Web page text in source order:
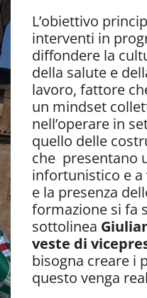
L’obiettivo
interventi in
diffondere la
della salute e
lavoro, fattore
un mindset
nell’operare in
quello delle
che presentano
infortunistico e a
e la presenza
formazione si fa
sottolinea
veste di
bisogna creare i
questo venga